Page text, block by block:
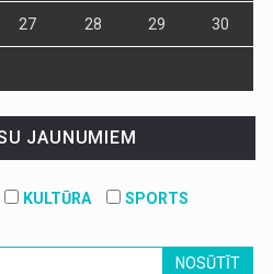
27 28 29 30
JAUNUMIEM
KULTŪRA
SPORTS
NOSŪTĪT